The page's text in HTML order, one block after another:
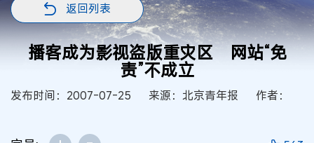
返回列表
播客成为影视盗版重灾区 网站“免
责”不成立
发布时间：2007-07-25 来源：北京青年报 作者：